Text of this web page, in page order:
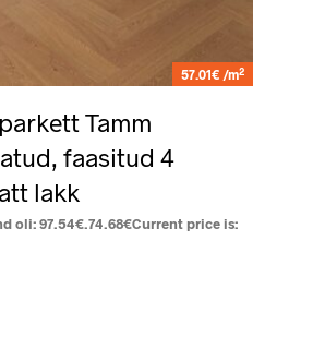
57.01€ /m2
Tamm
faasitud 4
lakk
oli: 97.54€.74.68€Current price is: